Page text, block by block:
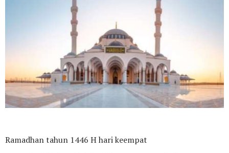
Ramadhan tahun 1446 H hari keempat